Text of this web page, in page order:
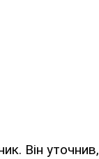
Він уточнив,